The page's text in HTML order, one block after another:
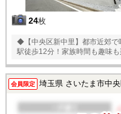
24枚
◆【中央区新中里】都市近郊
駅徒歩12分！家族時間も趣味
会員限定 埼玉県 さいたま市中央区